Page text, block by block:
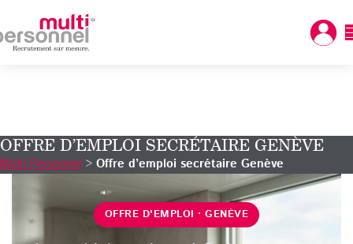
OFFRE D’EMPLOI SECRÉTAIRE GENÈVE
Multi Personnel > Offre d’emploi secrétaire Genève
OFFRE D'EMPLOI · GENÈVE